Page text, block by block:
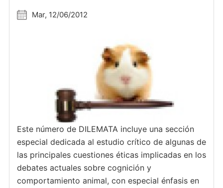
Mar, 12/06/2012
Este número de DILEMATA incluye una sección
especial dedicada al estudio crítico de algunas de
las principales cuestiones éticas implicadas en los
debates actuales sobre cognición y
comportamiento animal, con especial énfasis en